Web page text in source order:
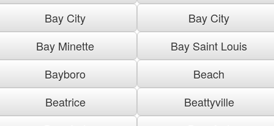
Bay City
Bay City
Bay Minette
Bay Saint Louis
Bayboro
Beach
Beatrice
Beattyville